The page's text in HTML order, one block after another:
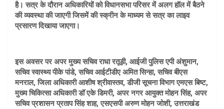
है। सत्र के दौरान अधिकारियों को विधानसभा परिसर में अलग हॉल में बैठने
की व्यवस्था की जाएगी जिसमें की स्क्रीन के माध्यम से सत्र का लाइव
प्रसारण दिखाया जाएगा।
इस अवसर पर अपर मुख्य सचिव राधा रतूड़ी, आईजी पुलिस एपी अंशुमान,
सचिव स्वास्थ्य पीके पांडे, सचिव आईटीडीए अमित सिन्हा, सचिव बीएस
मनराल, जिला अधिकारी आशीष श्रीवास्तव, डीजी सूचना विभाग एमएस बिष्ट,
मुख्य चिकित्सा अधिकारी डॉ एके डिमरी, अपर नगर आयुक्त मोहन सिंह, अपर
सचिव प्रशासन प्रताप सिंह शाह, एसएसपी अरुण मोहन जोशी, उत्तराखंड